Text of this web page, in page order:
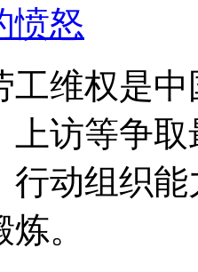
愤怒
工维权是
上访等争
行动组织
。